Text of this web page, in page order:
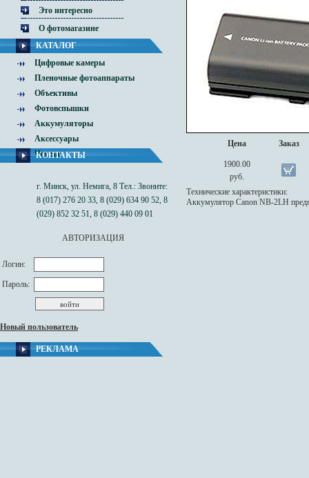
Это интересно
О фотомагазине
КАТАЛОГ
Цифровые камеры
Пленочные фотоаппараты
Объективы
Фотовспышки
Аккумуляторы
Аксессуары
Чехлы
КОНТАКТЫ
г. Минск, ул. Немига, 8 Тел.: Звоните:
8 (017) 276 20 33, 8 (029) 634 90 52, 8
(029) 852 32 51, 8 (029) 440 09 01
АВТОРИЗАЦИЯ
Логин:
Пароль:
Новый пользователь
РЕКЛАМА
Цена Заказ
1900.00
руб.
Технические характеристики:
Аккумулятор Canon NB-2LH